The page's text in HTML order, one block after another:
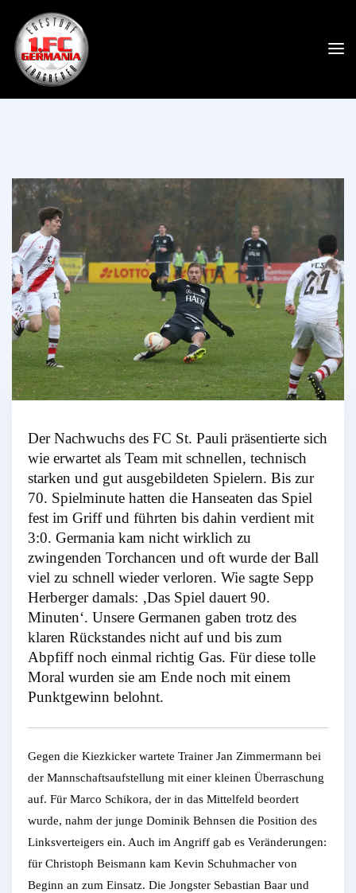
Der Nachwuchs des FC St. Pauli präsentierte sich
wie erwartet als Team mit schnellen, technisch
starken und gut ausgebildeten Spielern. Bis zur
70. Spielminute hatten die Hanseaten das Spiel
fest im Griff und führten bis dahin verdient mit
3:0. Germania kam nicht wirklich zu
zwingenden Torchancen und oft wurde der Ball
viel zu schnell wieder verloren. Wie sagte Sepp
Herberger damals: ‚Das Spiel dauert 90.
Minuten‘. Unsere Germanen gaben trotz des
klaren Rückstandes nicht auf und bis zum
Abpfiff noch einmal richtig Gas. Für diese tolle
Moral wurden sie am Ende noch mit einem
Punktgewinn belohnt.
Gegen die Kiezkicker wartete Trainer Jan Zimmermann bei
der Mannschaftsaufstellung mit einer kleinen Überraschung
auf. Für Marco Schikora, der in das Mittelfeld beordert
wurde, nahm der junge Dominik Behnsen die Position des
Linksverteigers ein. Auch im Angriff gab es Veränderungen:
für Christoph Beismann kam Kevin Schuhmacher von
Beginn an zum Einsatz. Die Jongster Sebastian Baar und